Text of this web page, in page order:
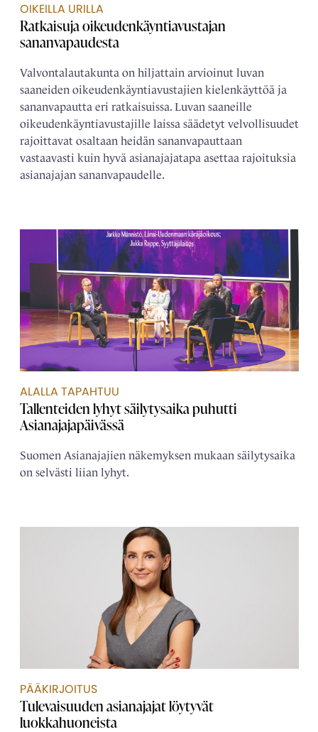
OIKEILLA URILLA
Ratkaisuja oikeudenkäyntiavustajan
sananvapaudesta
Valvontalautakunta on hiljattain arvioinut luvan
saaneiden oikeudenkäyntiavustajien kielenkäyttöä ja
sananvapautta eri ratkaisuissa. Luvan saaneille
oikeudenkäyntiavustajille laissa säädetyt velvollisuudet
rajoittavat osaltaan heidän sananvapauttaan
vastaavasti kuin hyvä asianajajatapa asettaa rajoituksia
asianajajan sananvapaudelle.
ALALLA TAPAHTUU
Tallenteiden lyhyt säilytysaika puhutti
Asianajajapäivässä
Suomen Asianajajien näkemyksen mukaan säilytysaika
on selvästi liian lyhyt.
PÄÄKIRJOITUS
Tulevaisuuden asianajajat löytyvät
luokkahuoneista